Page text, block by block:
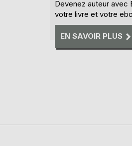
Devenez auteur avec
votre livre et votre
EN SAVOIR PLUS